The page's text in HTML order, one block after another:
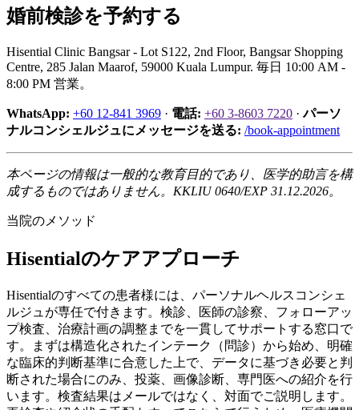
婚前検診を予約する
Hisential Clinic Bangsar - Lot S122, 2nd Floor, Bangsar Shopping
Centre, 285 Jalan Maarof, 59000 Kuala Lumpur. 毎日 10:00 AM -
8:00 PM 営業。
WhatsApp: +60 12-841 3969 · 電話: +60 3-8603 7220 ·パーソ
ナルコンシェルジュにメッセージを送る: /book-appointment
本ページの情報は一般的な教育目的であり、医学的助言を構
成するものではありません。KKLIU 0640/EXP 31.12.2026。
当院のメソッド
Hisentialのケアアプローチ
Hisentialのすべての患者様には、パーソナルヘルスコンシェ
ルジュが専任で付きます。検診、医師の診察、フォローアッ
プ検査、治療計画の調整までを一貫してサポートする窓口で
す。まずは構造化されたインテーク（問診）から始め、明確
な臨床的判断基準に合意した上で、データに基づき必要と判
断された場合にのみ、投薬、画像診断、専門医への紹介を行
います。検査結果はメールではなく、対面でご説明します。